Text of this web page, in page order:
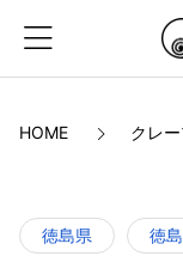
HOME クレ
徳島県 徳